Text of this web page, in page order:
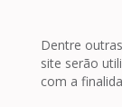
Dentre
site serão
com a